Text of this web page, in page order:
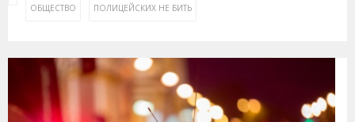
ОБЩЕСТВО ПОЛИЦЕЙСКИХ НЕ БИТЬ